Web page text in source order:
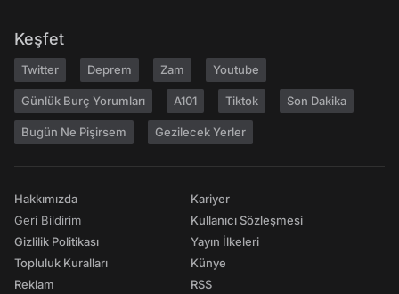
Keşfet
Twitter Deprem Zam Youtube
Günlük Burç Yorumları A101 Tiktok Son Dakika
Bugün Ne Pişirsem Gezilecek Yerler
Hakkımızda
Geri Bildirim
Gizlilik Politikası
Topluluk Kuralları
Reklam
Kariyer
Kullanıcı Sözleşmesi
Yayın İlkeleri
Künye
RSS